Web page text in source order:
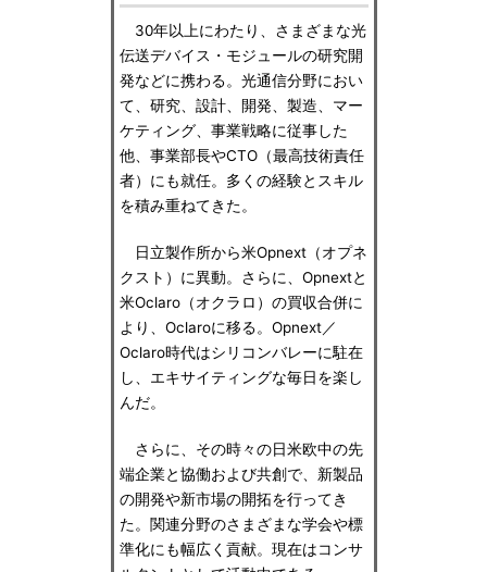
30年以上にわたり、さまざまな光
伝送デバイス・モジュールの研究開
発などに携わる。光通信分野におい
て、研究、設計、開発、製造、マー
ケティング、事業戦略に従事した
他、事業部長やCTO（最高技術責任
者）にも就任。多くの経験とスキル
を積み重ねてきた。
日立製作所から米Opnext（オプネ
クスト）に異動。さらに、Opnextと
米Oclaro（オクラロ）の買収合併に
より、Oclaroに移る。Opnext／
Oclaro時代はシリコンバレーに駐在
し、エキサイティングな毎日を楽し
んだ。
さらに、その時々の日米欧中の先
端企業と協働および共創で、新製品
の開発や新市場の開拓を行ってき
た。関連分野のさまざまな学会や標
準化にも幅広く貢献。現在はコンサ